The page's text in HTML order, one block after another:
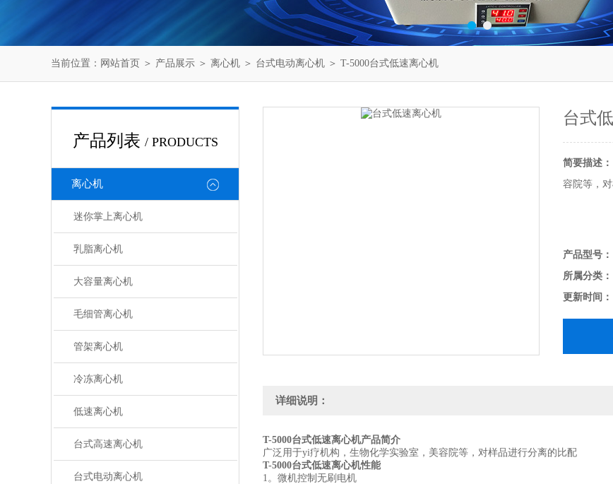
当前位置： 网站首页 ＞ 产品展示 ＞ 离心机 ＞ 台式电动离心机 ＞ T-5000台式低速离心机
产品列表 / PRODUCTS
离心机
迷你掌上离心机
乳脂离心机
大容量离心机
毛细管离心机
管架离心机
冷冻离心机
低速离心机
台式高速离心机
台式电动离心机
台式
简要描述：
容院等，
产品型号：
所属分类：
更新时间：
详细说明：
T-5000台式低速离心机产品简介
广泛用于yi疗机构，生物化学实验室，美容院等，对样品进行分离的比配
T-5000台式低速离心机性能
1。微机控制无刷电机